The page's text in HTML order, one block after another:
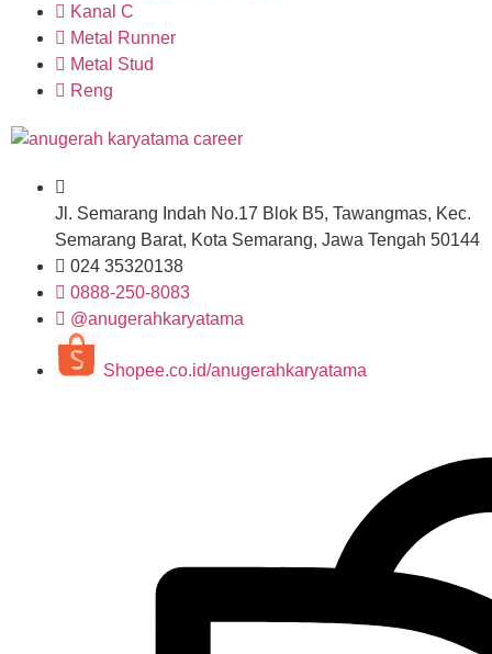
Kanal C
Metal Runner
Metal Stud
Reng
Jl. Semarang Indah No.17 Blok B5, Tawangmas, Kec.
Semarang Barat, Kota Semarang, Jawa Tengah 50144
024 35320138
0888-250-8083
@anugerahkaryatama
Shopee.co.id/anugerahkaryatama